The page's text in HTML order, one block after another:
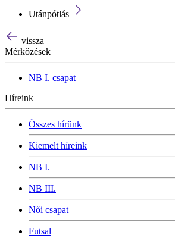
Utánpótlás
vissza
Mérkőzések
NB I. csapat
Híreink
Összes hírünk
Kiemelt híreink
NB I.
NB III.
Női csapat
Futsal